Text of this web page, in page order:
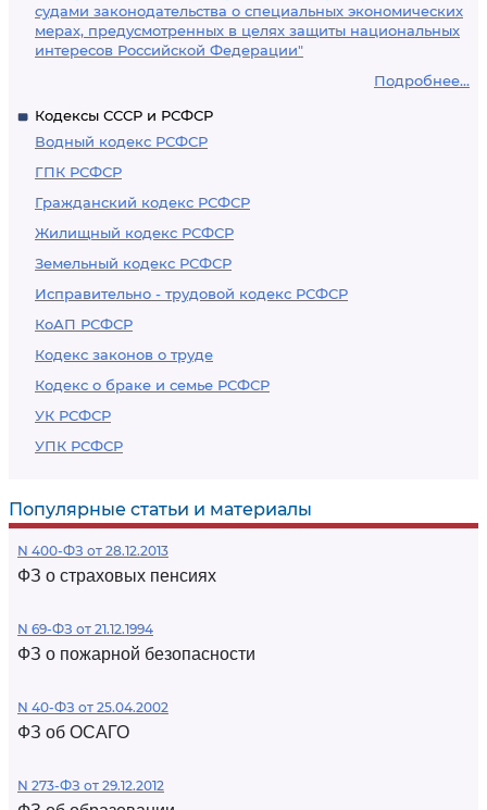
судами законодательства о специальных экономических
мерах, предусмотренных в целях защиты национальных
интересов Российской Федерации"
Подробнее...
Кодексы СССР и РСФСР
Водный кодекс РСФСР
ГПК РСФСР
Гражданский кодекс РСФСР
Жилищный кодекс РСФСР
Земельный кодекс РСФСР
Исправительно - трудовой кодекс РСФСР
КоАП РСФСР
Кодекс законов о труде
Кодекс о браке и семье РСФСР
УК РСФСР
УПК РСФСР
Популярные статьи и материалы
N 400-ФЗ от 28.12.2013
ФЗ о страховых пенсиях
N 69-ФЗ от 21.12.1994
ФЗ о пожарной безопасности
N 40-ФЗ от 25.04.2002
ФЗ об ОСАГО
N 273-ФЗ от 29.12.2012